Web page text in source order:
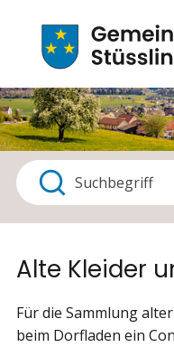
Suchbegriff
Suche starten
Alte Kleider
Für die Sammlung
beim Dorfladen ein